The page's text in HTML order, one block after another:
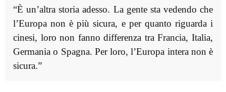
“È un’altra storia adesso. La gente sta vedendo che
l’Europa non è più sicura, e per quanto riguarda i
cinesi, loro non fanno differenza tra Francia, Italia,
Germania o Spagna. Per loro, l’Europa intera non è
sicura.”